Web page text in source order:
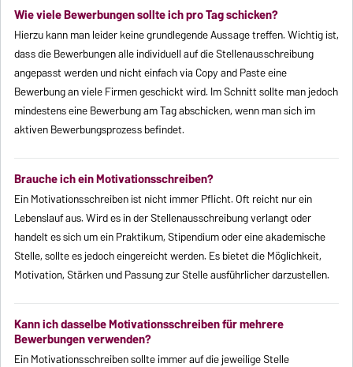
Wie viele Bewerbungen sollte ich pro Tag schicken?
Hierzu kann man leider keine grundlegende Aussage treffen. Wichtig ist,
dass die Bewerbungen alle individuell auf die Stellenausschreibung
angepasst werden und nicht einfach via Copy and Paste eine
Bewerbung an viele Firmen geschickt wird. Im Schnitt sollte man jedoch
mindestens eine Bewerbung am Tag abschicken, wenn man sich im
aktiven Bewerbungsprozess befindet.
Brauche ich ein Motivationsschreiben?
Ein Motivationsschreiben ist nicht immer Pflicht. Oft reicht nur ein
Lebenslauf aus. Wird es in der Stellenausschreibung verlangt oder
handelt es sich um ein Praktikum, Stipendium oder eine akademische
Stelle, sollte es jedoch eingereicht werden. Es bietet die Möglichkeit,
Motivation, Stärken und Passung zur Stelle ausführlicher darzustellen.
Kann ich dasselbe Motivationsschreiben für mehrere
Bewerbungen verwenden?
Ein Motivationsschreiben sollte immer auf die jeweilige Stelle